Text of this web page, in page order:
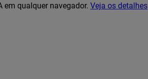
em qualquer navegador. Veja os detalhes